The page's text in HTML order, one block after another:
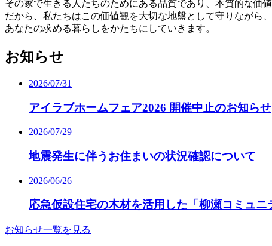
その家で生きる人たちのためにある品質であり、本質的な価値
だから、私たちはこの価値観を大切な地盤として守りながら、
あなたの求める暮らしをかたちにしていきます。
お知らせ
2026/07/31
アイラブホームフェア2026 開催中止のお知らせ
2026/07/29
地震発生に伴うお住まいの状況確認について
2026/06/26
応急仮設住宅の木材を活用した「柳瀬コミュ
お知らせ一覧を見る